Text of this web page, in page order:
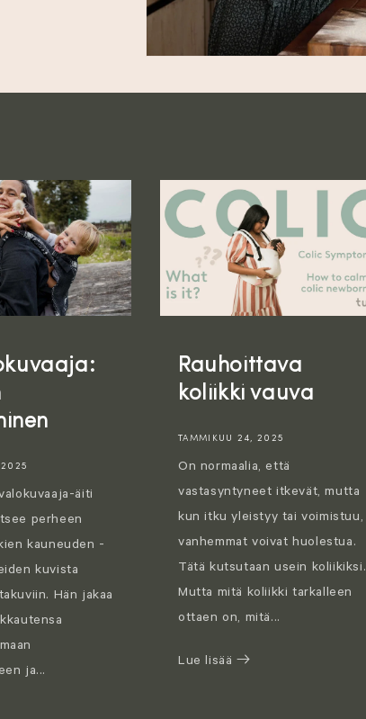
2025
äiti
perheen
kauneuden -
kuvista
Hän jakaa
ja...
Rauhoittava
koliikki vauva
TAMMIKUU 24, 2025
On normaalia, että
vastasyntyneet itkevät, mutta
kun itku yleistyy tai voimistuu,
vanhemmat voivat huolestua.
Tätä kutsutaan usein koliikiksi.
Mutta mitä koliikki tarkalleen
ottaen on, mitä...
Lue lisää